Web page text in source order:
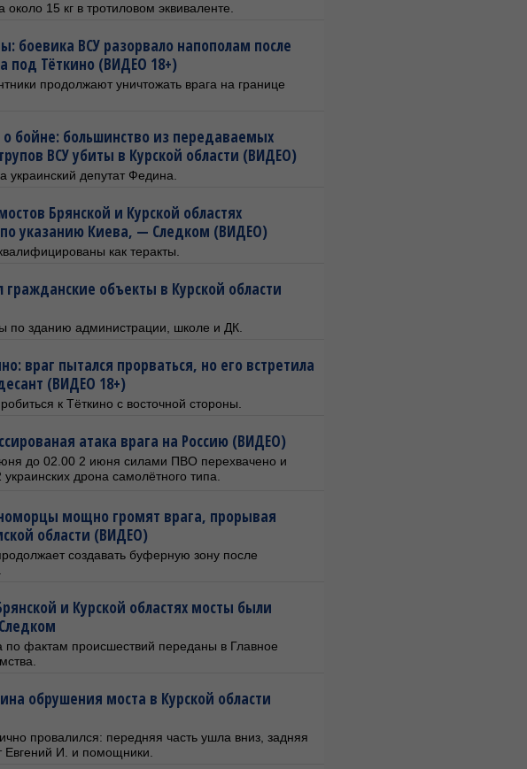
15 кг в тротиловом эквиваленте.
боевика ВСУ разорвало напополам после
под Тёткино (ВИДЕО 18+)
продолжают уничтожать врага на границе
о бойне: большинство из передаваемых
ВСУ убиты в Курской области (ВИДЕО)
украинский депутат Федина.
Брянской и Курской областях
указанию Киева, — Следком (ВИДЕО)
как теракты.
гражданские объекты в Курской области
по зданию администрации, школе и ДК.
враг пытался прорваться, но его встретила
(ВИДЕО 18+)
к Тёткино с восточной стороны.
атака врага на Россию (ВИДЕО)
до 02.00 2 июня силами ПВО перехвачено и
дрона самолётного типа.
мощно громят врага, прорывая
области (ВИДЕО)
создавать буферную зону после
и Курской областях мосты были
по фактам происшествий переданы в Главное
обрушения моста в Курской области
провалился: передняя часть ушла вниз, задняя
И. и помощники.